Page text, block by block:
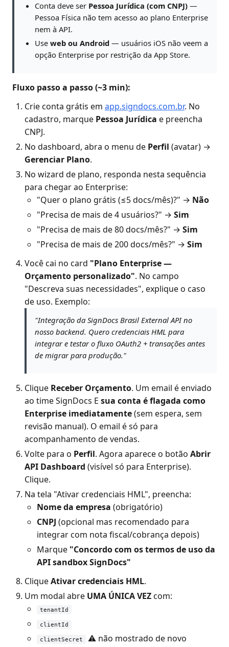
Conta deve ser Pessoa Jurídica (com CNPJ) —
Pessoa Física não tem acesso ao plano Enterprise
nem à API.
Use web ou Android — usuários iOS não veem a
opção Enterprise por restrição da App Store.
Fluxo passo a passo (~3 min):
Crie conta grátis em app.signdocs.com.br. No
cadastro, marque Pessoa Jurídica e preencha
CNPJ.
No dashboard, abra o menu de Perfil (avatar) →
Gerenciar Plano.
No wizard de plano, responda nesta sequência
para chegar ao Enterprise:
"Quer o plano grátis (≤5 docs/mês)?" → Não
"Precisa de mais de 4 usuários?" → Sim
"Precisa de mais de 80 docs/mês?" → Sim
"Precisa de mais de 200 docs/mês?" → Sim
Você cai no card "Plano Enterprise —
Orçamento personalizado". No campo
"Descreva suas necessidades", explique o caso
de uso. Exemplo:
"Integração da SignDocs Brasil External API no
nosso backend. Quero credenciais HML para
integrar e testar o fluxo OAuth2 + transações antes
de migrar para produção."
Clique Receber Orçamento. Um email é enviado
ao time SignDocs E sua conta é flagada como
Enterprise imediatamente(sem espera, sem
revisão manual). O email é só para
acompanhamento de vendas.
Volte para o Perfil. Agora aparece o botão Abrir
API Dashboard (visível só para Enterprise).
Clique.
Na tela "Ativar credenciais HML", preencha:
Nome da empresa (obrigatório)
CNPJ (opcional mas recomendado para
integrar com nota fiscal/cobrança depois)
Marque "Concordo com os termos de uso da
API sandbox SignDocs"
CliqueAtivar credenciais HML.
Um modal abre UMA ÚNICA VEZcom:
tenantId
clientId
clientSecret
⚠️ não mostrado de novo